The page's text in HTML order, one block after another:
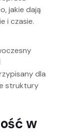
jakie dają
i czasie.
dla
struktury
w